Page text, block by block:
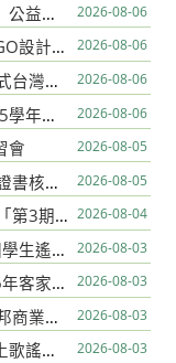
國立科學工藝博物館「115年科學小樹苗」公益活動計畫 2026-08-06
國立高雄餐旅大學辦理「AI+智慧餐飲LOGO設計競賽」活動 2026-08-06
轉知台灣社區發展與關懷聯盟辦理「融合式台灣木棋巡迴賽（桃園場）」活動資訊 2026-08-06
轉知教育部委託國立彰化師範大學辦理115學年度全國高三暑假學測物理複習計畫 2026-08-06
會 2026-08-05
教育部「高級中等以下學校及幼兒園教師證書核發辦法」部分條文修正 2026-08-05
國立臺北大學進修暨推廣部推廣教育課程「第3期永續財務金融分析師證照班」招生訊息 2026-08-04
檢送國立海洋科技博物館辦理「2026全國學生遙控帆船STEAM創客大賽」活動簡章 2026-08-03
教育部委請國立臺中教育大學辦理「2026年客家文化教育研習營隊」報名簡章1份 2026-08-03
社團法人台灣翻轉未來創新協會與台北富邦商業銀行共同推動第二年「青少年財務健康校園師生培力計畫」 2026-08-03
115學年度雲林縣政府學生音樂暨師生鄉土歌謠比賽指定曲目 2026-08-03